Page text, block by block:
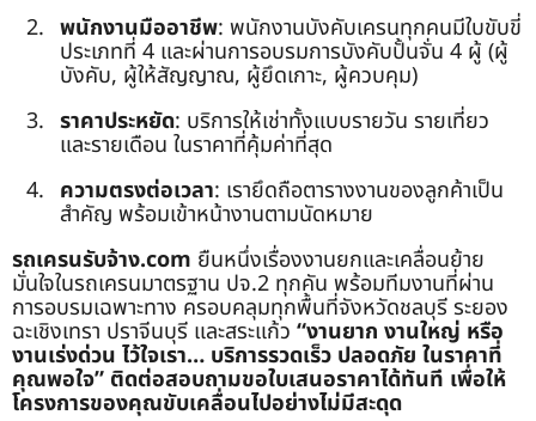
พนักงานมืออาชีพ: พนักงานบังคับเครนทุกคนมีใบขับขี่
ประเภทที่ 4 และผ่านการอบรมการบังคับปั้นจั่น 4 ผู้ (ผู้
บังคับ, ผู้ให้สัญญาณ, ผู้ยึดเกาะ, ผู้ควบคุม)
ราคาประหยัด: บริการให้เช่าทั้งแบบรายวัน รายเที่ยว
และรายเดือน ในราคาที่คุ้มค่าที่สุด
ความตรงต่อเวลา: เรายึดถือตารางงานของลูกค้าเป็น
สำคัญ พร้อมเข้าหน้างานตามนัดหมาย
รถเครนรับจ้าง.com ยืนหนึ่งเรื่องงานยกและเคลื่อนย้าย
มั่นใจในรถเครนมาตรฐาน ปจ.2 ทุกคัน พร้อมทีมงานที่ผ่าน
การอบรมเฉพาะทาง ครอบคลุมทุกพื้นที่จังหวัดชลบุรี ระยอง
ฉะเชิงเทรา ปราจีนบุรี และสระแก้ว “งานยาก งานใหญ่ หรือ
งานเร่งด่วน ไว้ใจเรา… บริการรวดเร็ว ปลอดภัย ในราคาที่
คุณพอใจ” ติดต่อสอบถามขอใบเสนอราคาได้ทันที เพื่อให้
โครงการของคุณขับเคลื่อนไปอย่างไม่มีสะดุด